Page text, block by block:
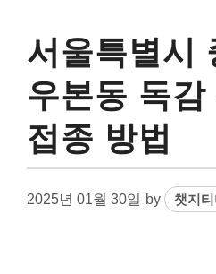
서울특별시
우본동 독
접종 방법
2025년 01월 30일 by 챗지티